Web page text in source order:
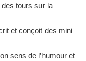
des tours sur la
et conçoit des mini
sens de l’humour et